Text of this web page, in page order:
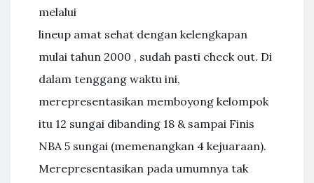
melalui
lineup amat sehat dengan kelengkapan
mulai tahun 2000 , sudah pasti check out. Di
dalam tenggang waktu ini,
merepresentasikan memboyong kelompok
itu 12 sungai dibanding 18 & sampai Finis
NBA 5 sungai (memenangkan 4 kejuaraan).
Merepresentasikan pada umumnya tak